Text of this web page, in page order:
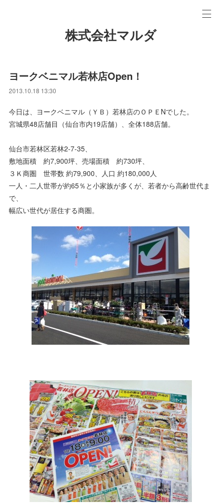
株式会社マルダ
ヨークベニマル若林店Open！
2013.10.18 13:30
今日は、ヨークベニマル（ＹＢ）若林店のＯＰＥNでした。
宮城県48店舗目（仙台市内19店舗）、全体188店舗。
仙台市若林区若林2-7-35、
敷地面積 約7,900坪、売場面積 約730坪、
３Ｋ商圏 世帯数 約79,900、人口 約180,000人
一人・二人世帯が約65％と小家族が多くが、若者から高齢世代ま
で、
幅広い世代が居住する商圏。